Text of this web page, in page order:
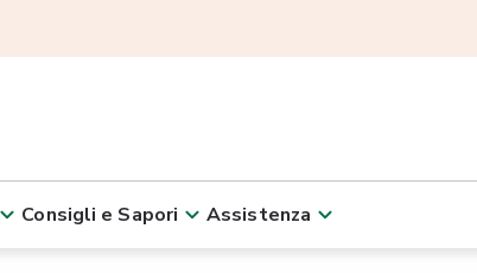
Consigli e Sapori Assistenza